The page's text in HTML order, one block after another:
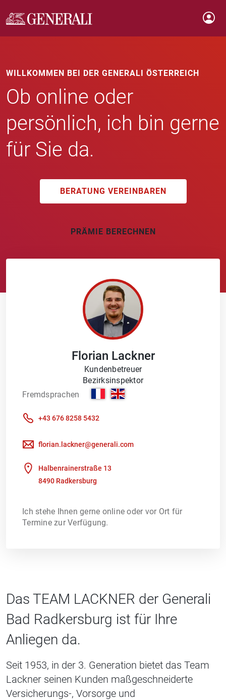
WILLKOMMEN BEI DER GENERALI ÖSTERREICH
Ob online oder
persönlich, ich bin gerne
für Sie da.
BERATUNG VEREINBAREN
PRÄMIE BERECHNEN
Florian Lackner
Kundenbetreuer
Bezirksinspektor
Fremdsprachen
+43 676 8258 5432
florian.lackner@generali.com
Halbenrainerstraße 13
8490 Radkersburg
Ich stehe Ihnen gerne online oder vor Ort für
Termine zur Verfügung.
Das TEAM LACKNER der Generali
Bad Radkersburg ist für Ihre
Anliegen da.
Seit 1953, in der 3. Generation bietet das Team
Lackner seinen Kunden maßgeschneiderte
Versicherungs-, Vorsorge und